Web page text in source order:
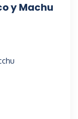
y Machu